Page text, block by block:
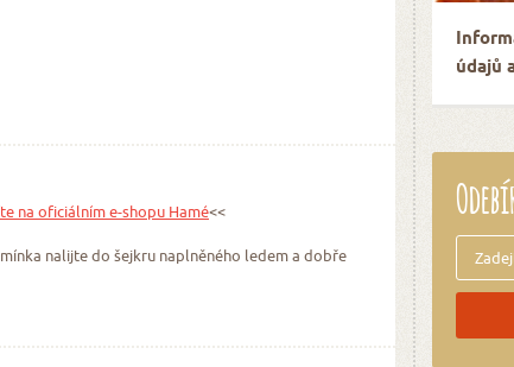
údajů
na oficiálním e-shopu Hamé<<
nalijte do šejkru naplněného ledem a dobře